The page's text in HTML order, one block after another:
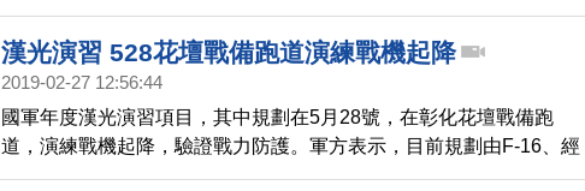
千個中央分隔島及100多盞路燈、標誌都將暫時移除，避免妨礙戰機
起降。
漢光演習 528花壇戰備跑道演練戰機起降
2019-02-27 12:56:44
國軍年度漢光演習項目，其中規劃在5月28號，在彰化花壇戰備跑
道，演練戰機起降，驗證戰力防護。軍方表示，目前規劃由F-16、經
國號與幻象兩千戰機執行演練，另外E-2K空中預警機也納入考量。